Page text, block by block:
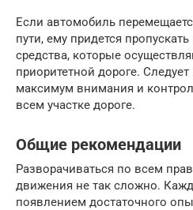
Если автомобиль
пути, ему придется
средства, которые
приоритетной дороге.
максимум внимания и
всем участке дороге.
Общие рекомендации
Разворачиваться по всем
движения не так сложно.
появлением достаточного